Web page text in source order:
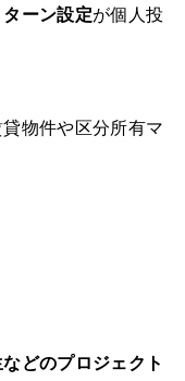
ーン設定が個人投
物件や区分所有マ
どのプロジェクト